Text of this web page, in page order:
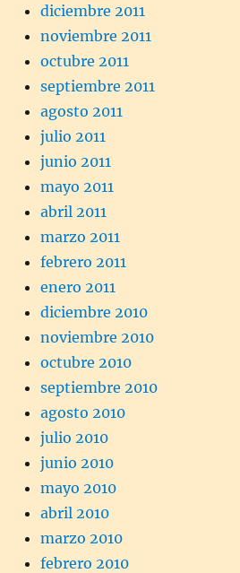
diciembre 2011
noviembre 2011
octubre 2011
septiembre 2011
agosto 2011
julio 2011
junio 2011
mayo 2011
abril 2011
marzo 2011
febrero 2011
enero 2011
diciembre 2010
noviembre 2010
octubre 2010
septiembre 2010
agosto 2010
julio 2010
junio 2010
mayo 2010
abril 2010
marzo 2010
febrero 2010